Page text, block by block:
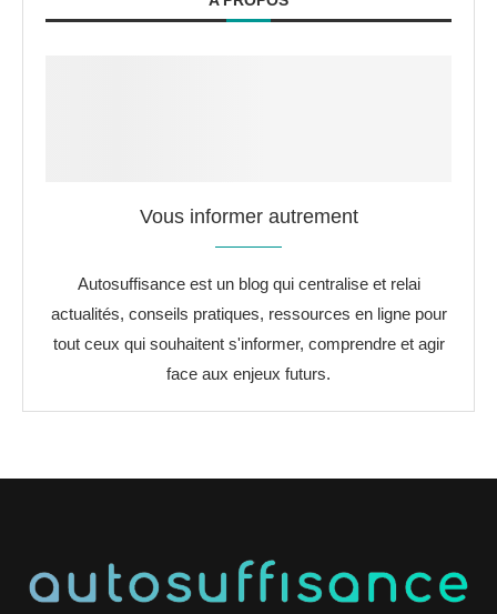
Vous informer autrement
Autosuffisance est un blog qui centralise et relai
actualités, conseils pratiques, ressources en ligne pour
tout ceux qui souhaitent s'informer, comprendre et agir
face aux enjeux futurs.